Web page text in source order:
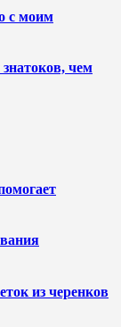
с моим
чем
из черенков